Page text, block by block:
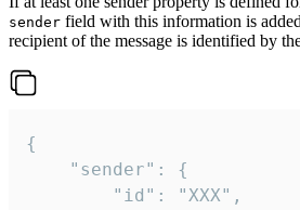
sender field with this information is
recipient of the message is identified by
{